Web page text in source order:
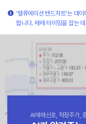
'밸류에이션 밴드차트'는 데
합니다. 매매 타이밍을 잡는
AI매매신호, 적정주가,